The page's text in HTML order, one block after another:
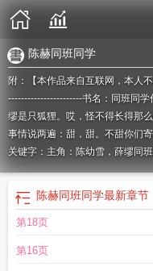
陈赫同班同学
附：【本作品来自互联网，本人
-----------------------书名：同班同
缪是只狐狸。哎，怪不得长得那
事情说两遍：甜，甜。不甜你们
关键字：主角：陈幼雪，薛缪 同
秦昊同班同学老同学3免费完整
章子怡同班同学 同班同学欺
吗 同班同学小游戏
同学怎么读英语单词
面同班同学的单词 毛晓彤中戏
陈赫同班同学最新章节
第18页
第16页